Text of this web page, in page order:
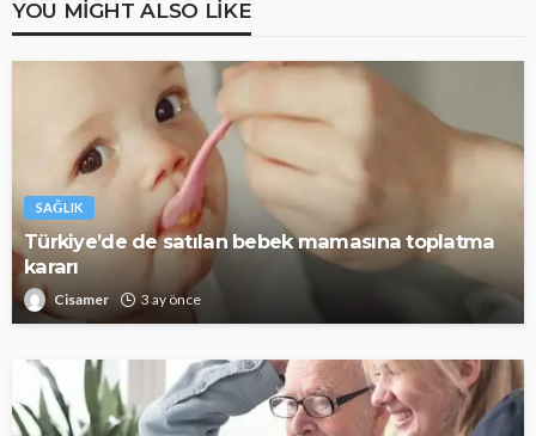
YOU MIGHT ALSO LIKE
SAĞLIK
Türkiye’de de satılan bebek mamasına toplatma
kararı
Cisamer 3 ay önce